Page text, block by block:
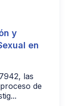
y
en
las
de